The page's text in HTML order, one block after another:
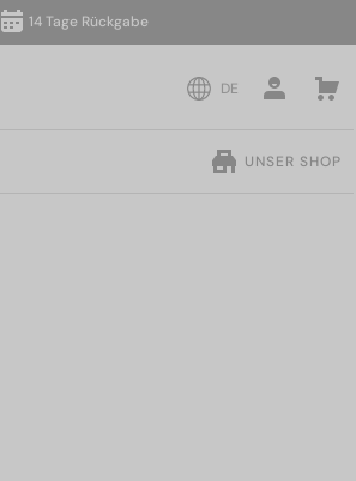
14 Tage Rückgabe
DE
UNSER SHOP